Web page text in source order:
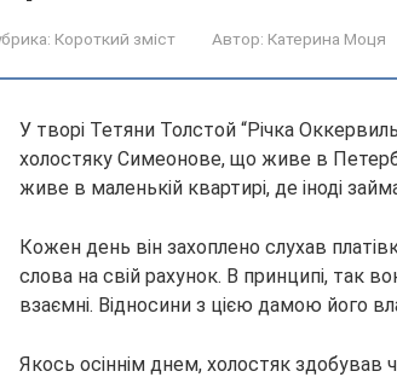
Короткий зміст Автор: Катерина Моця
У творі Тетяни Толстой “Річка
холостяку Симеонове, що живе в
живе в маленькій квартирі, де іноді
Кожен день він захоплено слухав
слова на свій рахунок. В принципі, так
взаємні. Відносини з цією дамою його
Якось осіннім днем, холостяк здобував